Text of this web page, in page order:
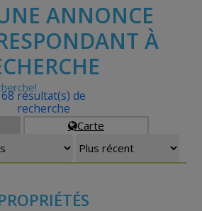
ANNONCE
À
Carte
68 résultat(s) de
recherche